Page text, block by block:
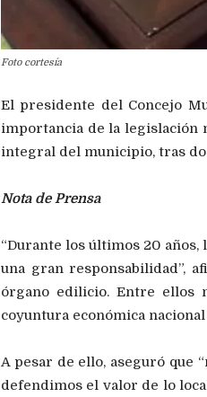
Foto cortesía
El presidente del Concejo
importancia de la legislación
integral del municipio, tras
Nota de Prensa
“Durante los últimos 20
una gran responsabilidad”,
órgano edilicio. Entre ellos
coyuntura económica
A pesar de ello, aseguró que
defendimos el valor de lo